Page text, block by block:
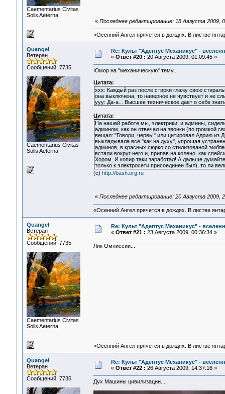
Сaementarius Civitas
Solis Aeterna
« Последнее редактирование: 18 Августа 2009,
«Осенний Ангел прячется в дождях. В листве
Quangel
Ветеран
Сообщений: 7735
Сaementarius Civitas
Solis Aeterna
Re: Культ "Адептус Механикус" -
« Ответ #20 : 20 Августа 2009, 01:09:45 »
Юмор на "механическую" тему...
Цитата:
xxx: Каждый раз после стирки глажу свою
она выключена, то наверное не чувствует и не
yyy: Да-а... Высшее техническое дает о себе
Цитата:
На нашей работе мы, электрики, и админы,
админом, как он отвечал на звонки (по громкой
вещал: "Говори, червь!" или цитировал Адрию
выкладывала все "как на духу", упрощая
админов, в красных сюрко со стилизованой
встали вокруг него и, припав на колено, как
Хором. И копир таки заработал! А дальше
только к электросети присоединен был), то ли
(c) http://bash.org.ru
« Последнее редактирование: 20 Августа 2009,
«Осенний Ангел прячется в дождях. В листве
Quangel
Ветеран
Сообщений: 7735
Сaementarius Civitas
Solis Aeterna
Re: Культ "Адептус Механикус" -
« Ответ #21 : 23 Августа 2009, 00:36:34 »
Лик Омниссии...
«Осенний Ангел прячется в дождях. В листве
Quangel
Ветеран
Сообщений: 7735
Re: Культ "Адептус Механикус" -
« Ответ #22 : 26 Августа 2009, 14:37:16 »
Дух Машины цивилизации...